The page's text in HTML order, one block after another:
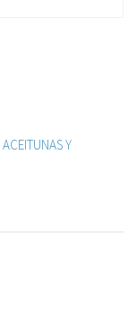
ACEITUNAS Y